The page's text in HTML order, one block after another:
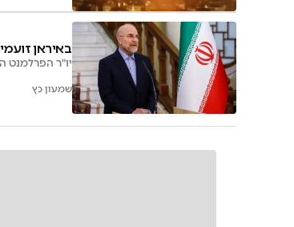
באיראן
יו"ר הפרלמנט
שמעון כץ